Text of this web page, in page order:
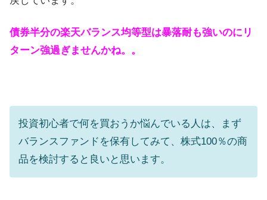
債券半分の楽天バランス均等型は暴落耐も強いのにリ
ターン強過ぎませんかね。。
投資初心者で何を買おうか悩んでいる人は、まず
バランスファンドを保有してみて、株式100％の商
品を検討すると良いと思います。